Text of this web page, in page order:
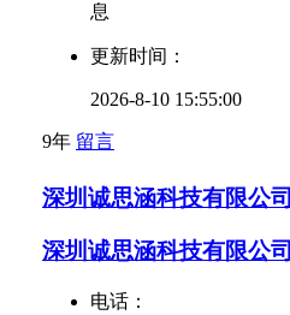
息
更新时间：
2026-8-10 15:55:00
9年 留言
深圳诚思涵科技有限公司
深圳诚思涵科技有限公司
电话：